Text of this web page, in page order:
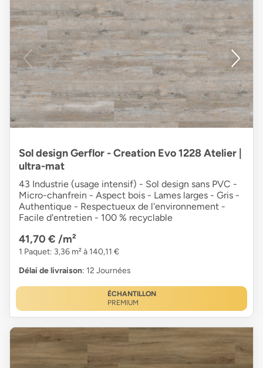
Sol design Gerflor - Creation Evo 1228 Atelier |
ultra-mat
43 Industrie (usage intensif) - Sol design sans PVC -
Micro-chanfrein - Aspect bois - Lames larges - Gris -
Authentique - Respectueux de l'environnement -
Facile d'entretien - 100 % recyclable
41,70 € /m²
1 Paquet: 3,36 m² à 140,11 €
Délai de livraison: 12 Journées
ÉCHANTILLON
PREMIUM